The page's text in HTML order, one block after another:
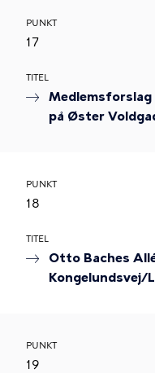
PUNKT
17
TITEL
på Øster
PUNKT
18
TITEL
Otto Baches
Kongelundsvej/
PUNKT
19